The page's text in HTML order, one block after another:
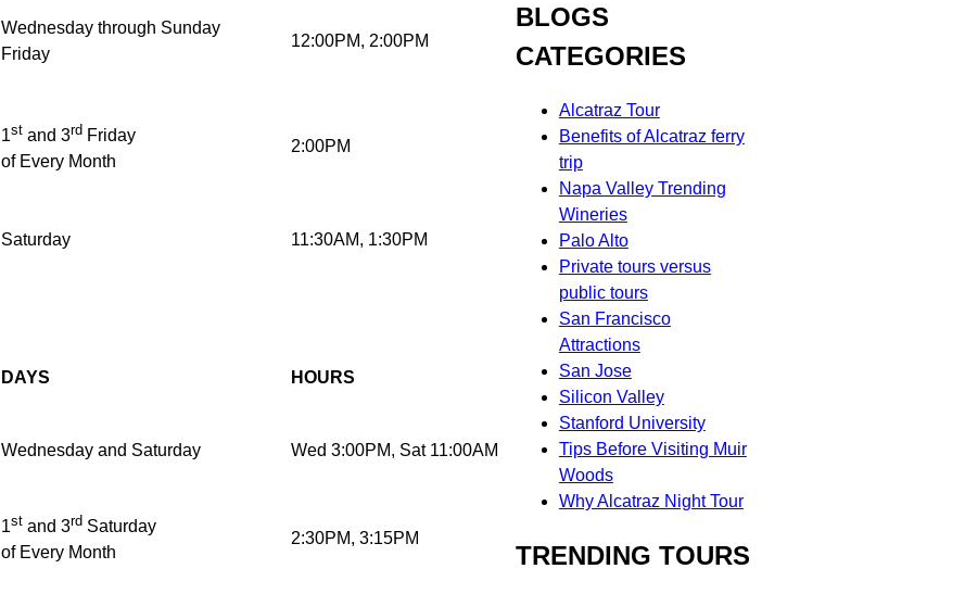
Wednesday through Sunday
Friday
12:00PM, 2:00PM
1stand 3rdFriday
of Every Month
2:00PM
Saturday 11:30AM, 1:30PM
DAYS HOURS
Wednesday and Saturday Wed 3:00PM, Sat 11:00AM
1stand 3rdSaturday
of Every Month
2:30PM, 3:15PM
BLOGS
CATEGORIES
Alcatraz Tour
Benefits of Alcatraz ferry
trip
Napa Valley Trending
Wineries
Palo Alto
Private tours versus
public tours
San Francisco
Attractions
San Jose
Silicon Valley
Stanford University
Tips Before Visiting Muir
Woods
Why Alcatraz Night Tour
TRENDING TOURS